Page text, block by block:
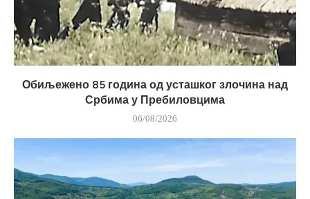
Обиљежено 85 година од усташког злочина над
Србима у Пребиловцима
06/08/2026